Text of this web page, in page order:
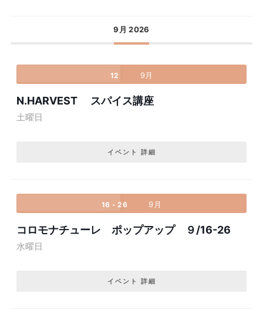
9月 2026
12 9月
N.HARVEST スパイス講座
土曜日
イベント 詳細
16 - 26 9月
コロモナチューレ ポップアップ ９/16-26
水曜日
イベント 詳細